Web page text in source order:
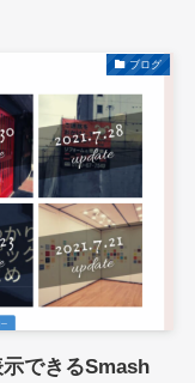
ブログ
できるSmash